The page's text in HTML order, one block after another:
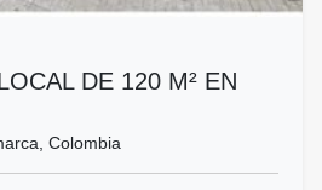
DE 120 M² EN
Colombia